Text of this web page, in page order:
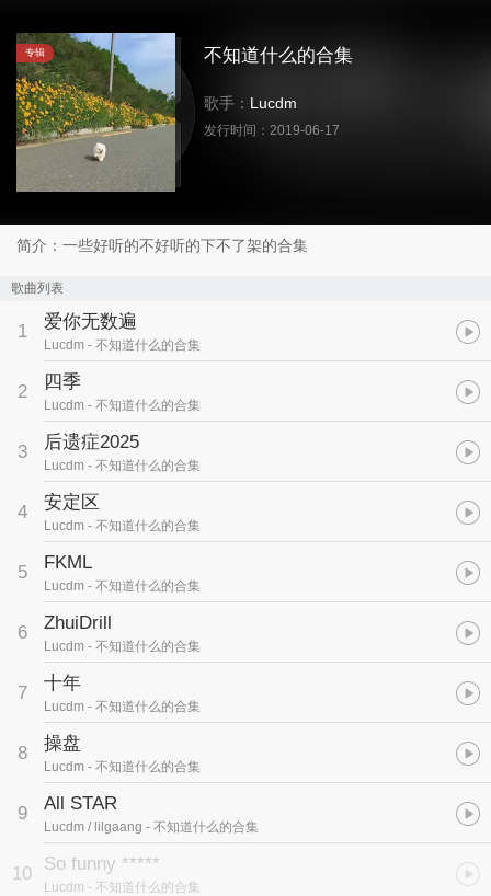
专辑 不知道什么的合集
歌手： Lucdm
发行时间： 2019-06-17
简介：一些好听的不好听的下不了架的合集
歌曲列表
1 爱你无数遍
Lucdm - 不知道什么的合集
2 四季
Lucdm - 不知道什么的合集
3 后遗症2025
Lucdm - 不知道什么的合集
4 安定区
Lucdm - 不知道什么的合集
5 FKML
Lucdm - 不知道什么的合集
6 ZhuiDrill
Lucdm - 不知道什么的合集
7 十年
Lucdm - 不知道什么的合集
8 操盘
Lucdm - 不知道什么的合集
9 All STAR
Lucdm / lilgaang - 不知道什么的合集
10 So funny *****
Lucdm - 不知道什么的合集